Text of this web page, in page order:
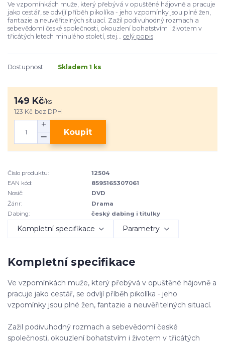
Ve vzpomínkách muže, který přebývá v opuštěné hájovně a pracuje
jako cestář, se odvíjí příběh pikolíka - jeho vzpomínky jsou plné žen,
fantazie a neuvěřitelných situací. Zažil podivuhodný rozmach a
sebevědomí české společnosti, okouzlení bohatstvím i životem v
třicátých letech minulého století, stej... celý popis
Dostupnost Skladem 1 ks
149 Kč/ks
123 Kč bez DPH
Koupit
Číslo produktu:
12504
EAN kód:
8595165307061
Nosič:
DVD
Žánr:
Drama
Dabing:
český dabing i titulky
Kompletní specifikace Parametry
Kompletní specifikace
Ve vzpomínkách muže, který přebývá v opuštěné hájovně a
pracuje jako cestář, se odvíjí příběh pikolíka - jeho
vzpomínky jsou plné žen, fantazie a neuvěřitelných situací.
Zažil podivuhodný rozmach a sebevědomí české
společnosti, okouzlení bohatstvím i životem v třicátých